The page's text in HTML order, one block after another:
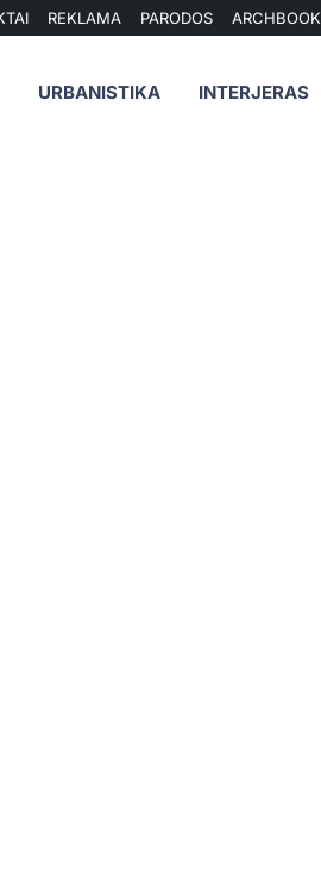
REKLAMA PARODOS ARCHBOOK
URBANISTIKA INTERJERAS